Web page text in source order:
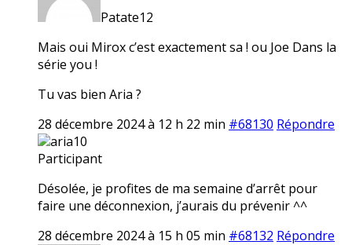
Patate12
Mais oui Mirox c’est exactement sa ! ou Joe Dans la
série you !
Tu vas bien Aria ?
28 décembre 2024 à 12 h 22 min #68130 Répondre
aria10
Participant
Désolée, je profites de ma semaine d’arrêt pour
faire une déconnexion, j’aurais du prévenir ^^
28 décembre 2024 à 15 h 05 min #68132 Répondre